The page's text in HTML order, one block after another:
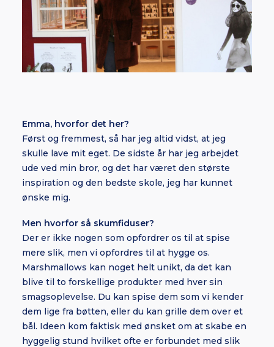
Emma, hvorfor det her?
Først og fremmest, så har jeg altid vidst, at jeg
skulle lave mit eget. De sidste år har jeg arbejdet
ude ved min bror, og det har været den største
inspiration og den bedste skole, jeg har kunnet
ønske mig.
Men hvorfor så skumfiduser?
Der er ikke nogen som opfordrer os til at spise
mere slik, men vi opfordres til at hygge os.
Marshmallows kan noget helt unikt, da det kan
blive til to forskellige produkter med hver sin
smagsoplevelse. Du kan spise dem som vi kender
dem lige fra bøtten, eller du kan grille dem over et
bål. Ideen kom faktisk med ønsket om at skabe en
hyggelig stund hvilket ofte er forbundet med slik